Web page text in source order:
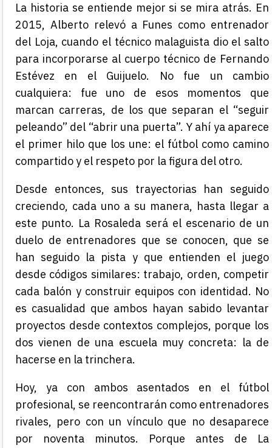
La historia se entiende mejor si se mira atrás. En
2015, Alberto relevó a Funes como entrenador
del Loja, cuando el técnico malaguista dio el salto
para incorporarse al cuerpo técnico de Fernando
Estévez en el Guijuelo. No fue un cambio
cualquiera: fue uno de esos momentos que
marcan carreras, de los que separan el “seguir
peleando” del “abrir una puerta”. Y ahí ya aparece
el primer hilo que los une: el fútbol como camino
compartido y el respeto por la figura del otro.
Desde entonces, sus trayectorias han seguido
creciendo, cada uno a su manera, hasta llegar a
este punto. La Rosaleda será el escenario de un
duelo de entrenadores que se conocen, que se
han seguido la pista y que entienden el juego
desde códigos similares: trabajo, orden, competir
cada balón y construir equipos con identidad. No
es casualidad que ambos hayan sabido levantar
proyectos desde contextos complejos, porque los
dos vienen de una escuela muy concreta: la de
hacerse en la trinchera.
Hoy, ya con ambos asentados en el fútbol
profesional, se reencontrarán como entrenadores
rivales, pero con un vínculo que no desaparece
por noventa minutos. Porque antes de La